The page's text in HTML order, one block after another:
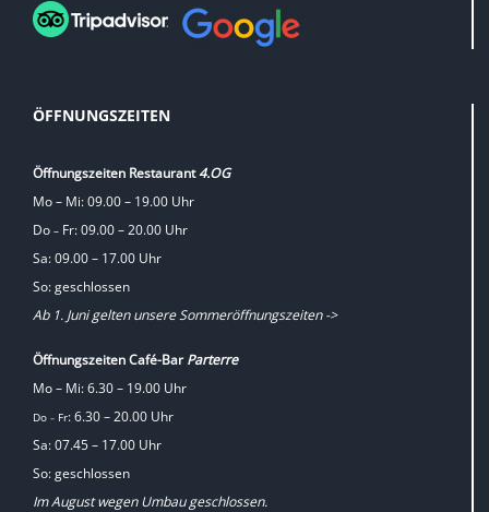
ÖFFNUNGSZEITEN
Öffnungszeiten Restaurant4.OG
Mo – Mi: 09.00 – 19.00 Uhr
Do – Fr: 09.00 – 20.00 Uhr
Sa: 09.00 – 17.00 Uhr
So: geschlossen
Ab 1. Juni gelten unsere Sommeröffnungszeiten ->
Öffnungszeiten Café-BarParterre
Mo – Mi: 6.30 – 19.00 Uhr
Do – Fr: 6.30 – 20.00 Uhr
Sa: 07.45 – 17.00 Uhr
So: geschlossen
Im August wegen Umbau geschlossen.